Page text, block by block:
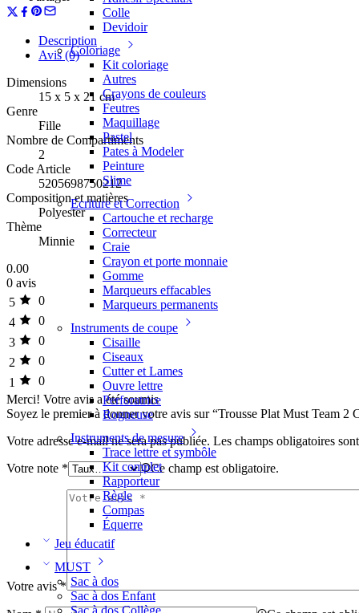
Colle
Devidoir
Coloriage
Kit coloriage
Autres
Crayons de couleurs
Feutres
Maquillage
Pastel
Pates à Modeler
Peinture
Slime
Ecriture et Correction
Cartouche et recharge
Correcteur
Craie
Crayon et porte monnaie
Gomme
Marqueurs effacables
Marqueurs permanents
Instruments de coupe
Cisaille
Ciseaux
Cutter et Lames
Ouvre lettre
Perforatrice
Rogneuse
Instruments de mesure
Trace lettre et symbôle
Kit complet
Rapporteur
Règle
Compas
Équerre
Jeu éducatif
MUST
Sac à dos
Sac à dos Enfant
Description
Avis (0)
Dimensions
15 x 5 x 21 cm
Genre
Fille
Nombre de Compartiments
2
Code Article
5205698750212
Composition et matières
Polyester
Thème
Minnie
0.00
0 avis
5
0
4
0
3
0
2
0
1
0
Merci! Votre avis a été soumis
Soyez le premier à donner votre avis sur “Trousse Plat Must Team
Votre adresse e-mail ne sera pas publiée. Les champs obligatoires
Votre note * Ce champ est obligatoire.
Votre avis*